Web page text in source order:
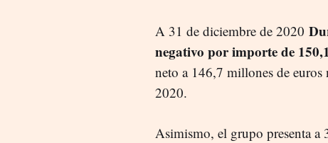
A 31 de diciembre de 2020
negativo por importe de
neto a 146,7 millones de euros
2020.
Asimismo, el grupo presenta a